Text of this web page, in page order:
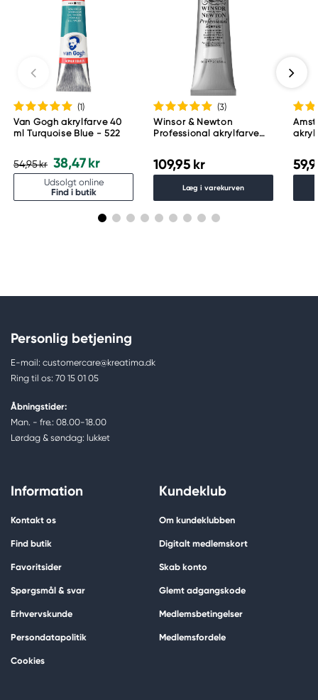
(1)
Van Gogh akrylfarve 40
ml Turquoise Blue - 522
54,95 kr 38,47 kr
Udsolgt online
Find i butik
(3)
Winsor & Newton
Professional akrylfarve
109,95 kr
Læg i varekurven
Personlig betjening
E-mail: customercare@kreatima.dk
Ring til os: 70 15 01 05
Åbningstider:
Man. - fre.: 08.00-18.00
Lørdag & søndag: lukket
Information
Kontakt os
Find butik
Favoritsider
Spørgsmål & svar
Erhvervskunde
Persondatapolitik
Cookies
Kundeklub
Om kundeklubben
Digitalt medlemskort
Skab konto
Glemt adgangskode
Medlemsbetingelser
Medlemsfordele